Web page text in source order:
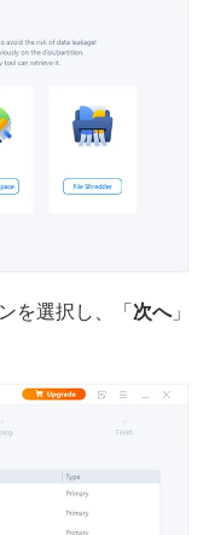
を選択し、「次へ」